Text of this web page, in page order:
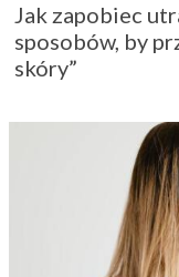
Jak zapobiec
sposobów, by
skóry”